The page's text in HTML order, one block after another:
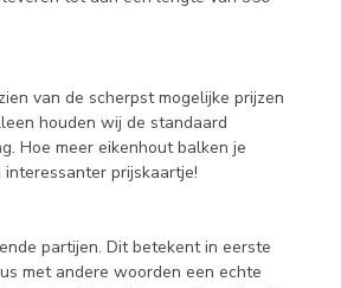
van de scherpst mogelijke prijzen
houden wij de standaard
Hoe meer eikenhout balken je
prijskaartje!
partijen. Dit betekent in eerste
met andere woorden een echte